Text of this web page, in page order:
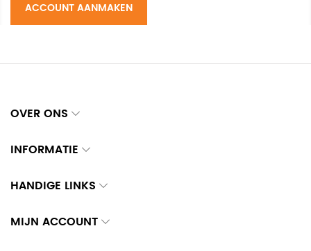
ACCOUNT AANMAKEN
OVER ONS
INFORMATIE
HANDIGE LINKS
MIJN ACCOUNT